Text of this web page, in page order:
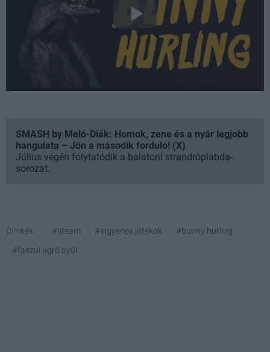
SMASH by Meló-Diák: Homok, zene és a nyár legjobb
hangulata – Jön a második forduló! (X)
Július végén folytatódik a balatoni strandröplabda-
sorozat.
Címkék: #steam #ingyenes játékok
#bunny hurling
#faszul ugró nyúl